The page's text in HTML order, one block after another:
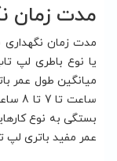
مدت زمان
مدت زمان
یا نوع باطری لپ
ساعت
بستگی به نوع
عمر مفید باتری لپ تاپ در بازه